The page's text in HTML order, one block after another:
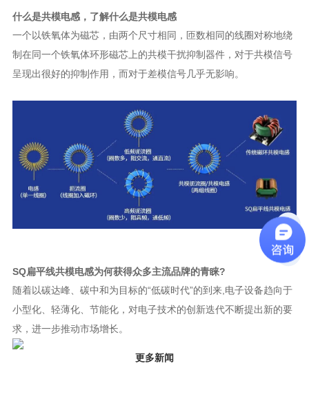
什么是共模电感，了解什么是共模电感
呈现出很好的抑制作用，而对于差模信号几乎无影响。
SQ扁平线共模电感为何获得众多主流品牌的青睐?
求，进一步推动市场增长。
更多新闻